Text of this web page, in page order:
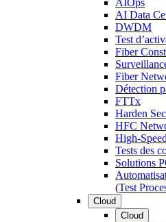
AIOps
AI Data
DWDM
Test
Fiber
Fiber
Détection
FTTx
Harden
HFC
High-
Tests des
Solutions
(Test
Cloud
Cloud